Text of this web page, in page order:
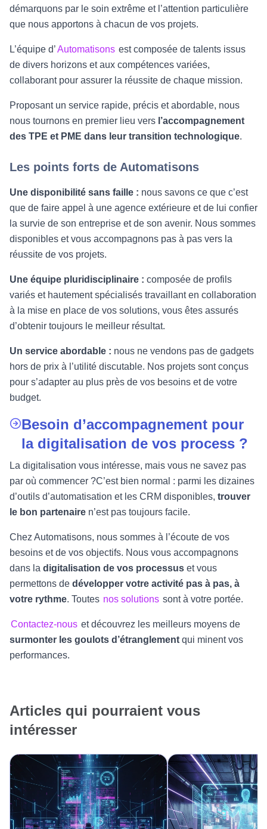
démarquons par le soin extrême et l’attention particulière
que nous apportons à chacun de vos projets.
L’équipe d’Automatisons est composée de talents issus
de divers horizons et aux compétences variées,
collaborant pour assurer la réussite de chaque mission.
Proposant un service rapide, précis et abordable, nous
nous tournons en premier lieu vers l’accompagnement
des TPE et PME dans leur transition technologique.
Les points forts de Automatisons
Une disponibilité sans faille : nous savons ce que c’est
que de faire appel à une agence extérieure et de lui confier
la survie de son entreprise et de son avenir. Nous sommes
disponibles et vous accompagnons pas à pas vers la
réussite de vos projets.
Une équipe pluridisciplinaire : composée de profils
variés et hautement spécialisés travaillant en collaboration
à la mise en place de vos solutions, vous êtes assurés
d’obtenir toujours le meilleur résultat.
Un service abordable : nous ne vendons pas de gadgets
hors de prix à l’utilité discutable. Nos projets sont conçus
pour s’adapter au plus près de vos besoins et de votre
budget.
Besoin d’accompagnement pour
la digitalisation de vos process ?
La digitalisation vous intéresse, mais vous ne savez pas
par où commencer ?C’est bien normal : parmi les dizaines
d’outils d’automatisation et les CRM disponibles, trouver
le bon partenaire n’est pas toujours facile.
Chez Automatisons, nous sommes à l’écoute de vos
besoins et de vos objectifs. Nous vous accompagnons
dans la digitalisation de vos processus et vous
permettons de développer votre activité pas à pas, à
votre rythme. Toutes nos solutions sont à votre portée.
Contactez-nous et découvrez les meilleurs moyens de
surmonter les goulots d’étranglement qui minent vos
performances.
Articles qui pourraient vous
intéresser